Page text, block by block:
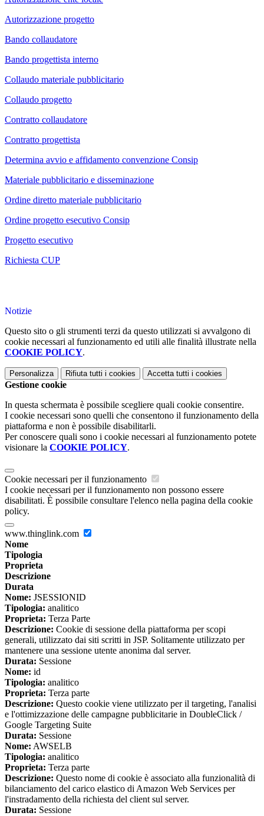
Autorizzazione progetto
Bando collaudatore
Bando progettista interno
Collaudo materiale pubblicitario
Collaudo progetto
Contratto collaudatore
Contratto progettista
Determina avvio e affidamento convenzione Consip
Materiale pubblicitario e disseminazione
Ordine diretto materiale pubblicitario
Ordine progetto esecutivo Consip
Progetto esecutivo
Richiesta CUP
Notizie
Questo sito o gli strumenti terzi da questo utilizzati si avvalgono di
cookie necessari al funzionamento ed utili alle finalità illustrate nella
COOKIE POLICY.
Personalizza Rifiuta tutti i cookies Accetta tutti i cookies
Gestione cookie
In questa schermata è possibile scegliere quali cookie consentire.
I cookie necessari sono quelli che consentono il funzionamento della
piattaforma e non è possibile disabilitarli.
Per conoscere quali sono i cookie necessari al funzionamento potete
visionare la COOKIE POLICY.
Cookie necessari per il funzionamento
I cookie necessari per il funzionamento non possono essere
disabilitati. È possibile consultare l'elenco nella pagina della cookie
policy.
www.thinglink.com
Nome
Tipologia
Proprieta
Descrizione
Durata
Nome: JSESSIONID
Tipologia: analitico
Proprieta: Terza Parte
Descrizione: Cookie di sessione della piattaforma per scopi
generali, utilizzato dai siti scritti in JSP. Solitamente utilizzato per
mantenere una sessione utente anonima dal server.
Durata: Sessione
Nome: id
Tipologia: analitico
Proprieta: Terza parte
Descrizione: Questo cookie viene utilizzato per il targeting, l'analisi
e l'ottimizzazione delle campagne pubblicitarie in DoubleClick /
Google Targeting Suite
Durata: Sessione
Nome: AWSELB
Tipologia: analitico
Proprieta: Terza parte
Descrizione: Questo nome di cookie è associato alla funzionalità di
bilanciamento del carico elastico di Amazon Web Services per
l'instradamento della richiesta del client sul server.
Durata: Sessione